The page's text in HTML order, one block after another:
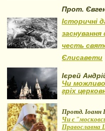
Прот.
Історичні
честь
Єлисавети
Ієрей
Чи
гріх
Протд. Іоанн
Чи є
Православна